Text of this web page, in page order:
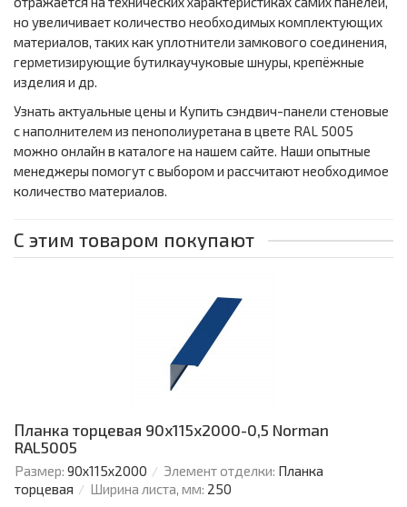
но увеличивает количество необходимых комплектующих
материалов, таких как уплотнители замкового соединения,
герметизирующие бутилкаучуковые шнуры, крепёжные
изделия и др.
Узнать актуальные цены и Купить сэндвич-панели стеновые
с наполнителем из пенополиуретана в цвете RAL 5005
можно онлайн в каталоге на нашем сайте. Наши опытные
менеджеры помогут с выбором и рассчитают необходимое
количество материалов.
С этим товаром покупают
Планка торцевая 90х115х2000-0,5 Norman
RAL5005
Размер: 90х115х2000 Элемент отделки: Планка
торцевая
Ширина листа, мм: 250